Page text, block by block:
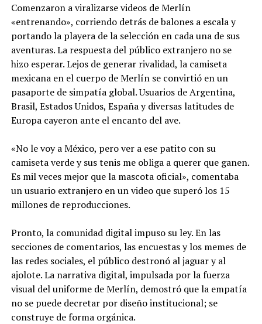
Comenzaron a viralizarse videos de Merlín
«entrenando», corriendo detrás de balones a escala y
portando la playera de la selección en cada una de sus
aventuras. La respuesta del público extranjero no se
hizo esperar. Lejos de generar rivalidad, la camiseta
mexicana en el cuerpo de Merlín se convirtió en un
pasaporte de simpatía global. Usuarios de Argentina,
Brasil, Estados Unidos, España y diversas latitudes de
Europa cayeron ante el encanto del ave.
«No le voy a México, pero ver a ese patito con su
camiseta verde y sus tenis me obliga a querer que ganen.
Es mil veces mejor que la mascota oficial», comentaba
un usuario extranjero en un video que superó los 15
millones de reproducciones.
Pronto, la comunidad digital impuso su ley. En las
secciones de comentarios, las encuestas y los memes de
las redes sociales, el público destronó al jaguar y al
ajolote. La narrativa digital, impulsada por la fuerza
visual del uniforme de Merlín, demostró que la empatía
no se puede decretar por diseño institucional; se
construye de forma orgánica.